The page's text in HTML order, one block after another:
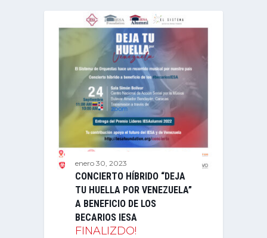
enero 30, 2023
CONCIERTO HÍBRIDO “DEJA
TU HUELLA POR VENEZUELA”
A BENEFICIO DE LOS
BECARIOS IESA
FINALIZDO!